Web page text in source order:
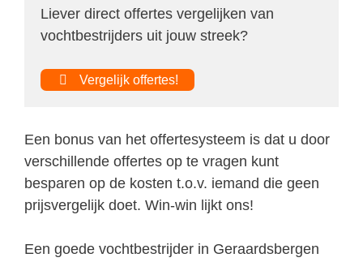
Liever direct offertes vergelijken van
vochtbestrijders uit jouw streek?
Vergelijk offertes!
Een bonus van het offertesysteem is dat u door
verschillende offertes op te vragen kunt
besparen op de kosten t.o.v. iemand die geen
prijsvergelijk doet. Win-win lijkt ons!
Een goede vochtbestrijder in Geraardsbergen